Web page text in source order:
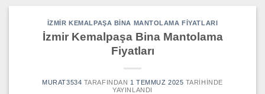
İZMIR KEMALPAŞA BINA MANTOLAMA FIYATLARI
İzmir Kemalpaşa Bina Mantolama
Fiyatları
MURAT3534 TARAFINDAN 1 TEMMUZ 2025 TARIHINDE
YAYINLANDI